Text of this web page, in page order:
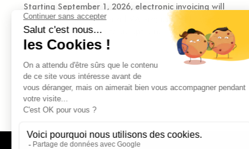
Starting September 1, 2026, electronic invoicing will
become mandatory for all VAT-registered businesses.
This is a new practice to adopt, and
SEE MORE »